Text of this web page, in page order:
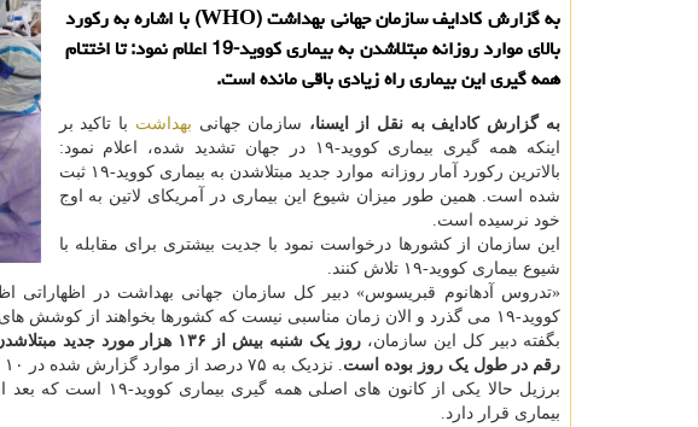
به گزارش كادایف سازمان جهانی بهداشت (WHO) با اشاره به ركورد
بالای موارد روزانه مبتلاشدن به بیماری كووید-19 اعلام نمود: تا اختتام
همه گیری این بیماری راه زیادی باقی مانده است.
به گزارش کادایف به نقل از ایسنا، سازمان جهانی بهداشت با تاکید بر
اینکه همه گیری بیماری کووید-۱۹ در جهان تشدید شده، اعلام نمود:
بالاترین رکورد آمار روزانه موارد جدید مبتلاشدن به بیماری کووید-۱۹ ثبت
شده است. همین طور میزان شیوع این بیماری در آمریکای لاتین به اوج
خود نرسیده است.
این سازمان از کشورها درخواست نمود با جدیت بیشتری برای مقابله با
شیوع بیماری کووید-۱۹ تلاش کنند.
«تدروس آدهانوم قبریسوس» دبیر کل سازمان جهانی بهداشت در
کووید-۱۹ می گذرد و الان زمان مناسبی نیست که کشورها بخواهند از کوشش های خود برای مقابله با این بیماری بکاهند.
بگفته دبیر کل این سازمان،
رقم در طول یک روز بوده است. نزدیک به ۷۵ درصد از موارد گزارش شده در ۱۰ کشور خصوصاً کشورهای آمریکایی و جنوب آسیا بوده است.
برزیل حالا یکی از
بیماری قرار دارد.